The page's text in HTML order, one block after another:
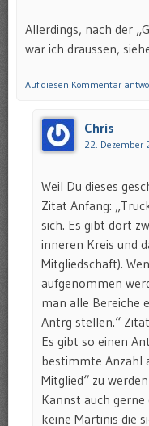
Allerdings, nach der
war ich draussen,
Auf diesen Kommentar
Chris
22. Dezember
Weil Du dieses
Zitat Anfang:
sich. Es gibt dort
inneren Kreis und
Mitgliedschaft).
aufgenommen
man alle Bereiche
Antrg stellen.“
Es gibt so einen
bestimmte Anzahl
Mitglied“ zu
Kannst auch
keine Martinis die